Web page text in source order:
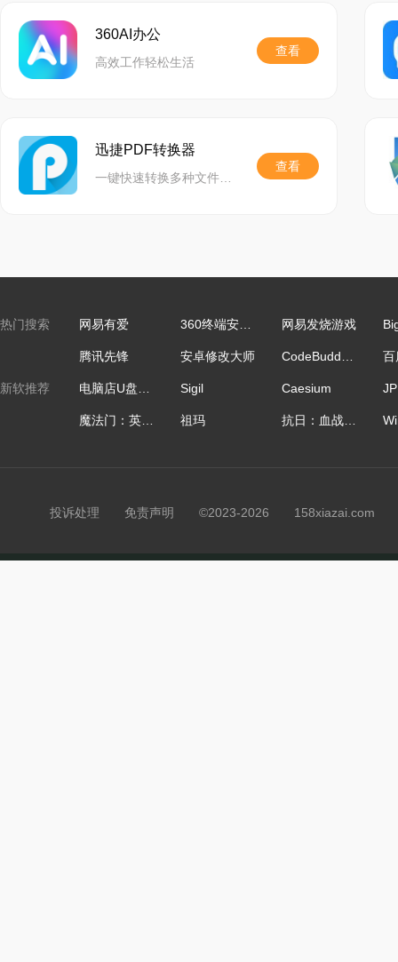
360AI办公
高效工作轻松生活
查看
迅捷PDF转换器
查看
热门搜索 网易有爱 网易发烧游戏
腾讯先锋 安卓修改大师
新软推荐 Sigil Caesium
祖玛
投诉处理 免责声明 ©2023-2026